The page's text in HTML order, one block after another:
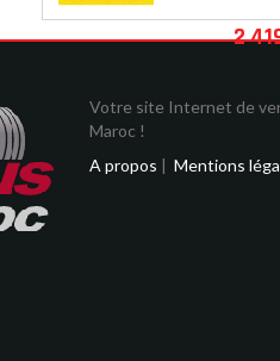
2
Votre site Internet de
Maroc !
A propos | Mentions